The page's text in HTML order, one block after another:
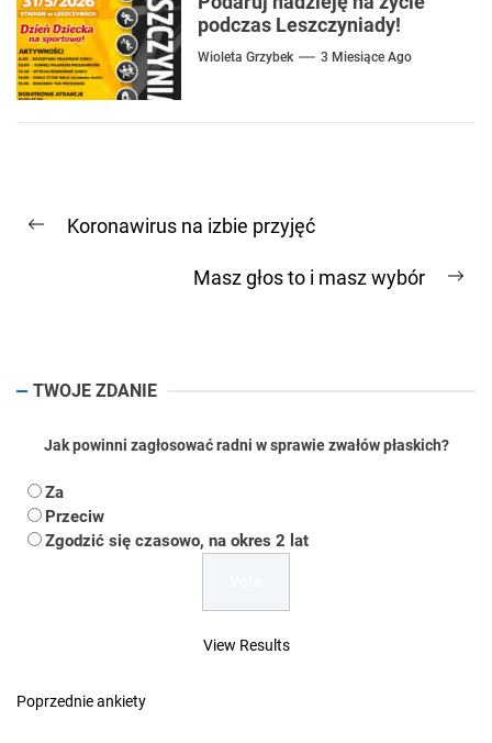
podczas Leszczyniady!
Wioleta Grzybek 3 Miesiące Ago
wpisu
Previous
Koronawirus na izbie przyjęć
Masz głos to i masz wybór
TWOJE ZDANIE
Jak powinni zagłosować radni w sprawie zwałów płaskich?
Za
Przeciw
Zgodzić się czasowo, na okres 2 lat
View Results
Poprzednie ankiety